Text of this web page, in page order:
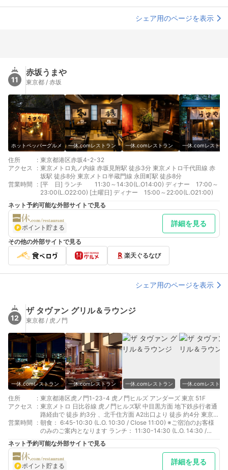
シェア用のページを表示
11
赤坂うまや
東京都 / 赤坂
ホットペッパーグルメ 一休.comレストラン 一休.comレストラン 一休.comレストラ
住所 : 東京都港区赤坂4-2-32
アクセス
: 東京メトロ丸ノ内線 赤坂見附駅 徒歩3分 東京メトロ千代田線 赤
坂駅 徒歩8分 東京メトロ半蔵門線 永田町駅 徒歩8分
営業時間
: [平 日] ランチ 11:30～14:30(L.O14:00) ディナー 17:00～
23:00(L.O22:00) [土曜日] ディナー 15:00～22:00(L.O21:00)
ネット予約可能な外部サイトで見る
ポイント貯まる 詳細を見る
その他の外部サイトで見る
楽天ぐるなび
シェア用のページを表示
12
ザ タヴァン グリル＆ラウンジ
東京都 / 虎ノ門
一休.comレストラン 一休.comレストラン 一休.comレストラン 一休.comレストラ
住所 : 東京都港区虎ノ門1-23-4 虎ノ門ヒルズ アンダーズ 東京 51F
アクセス
: 東京メトロ 日比谷線 虎ノ門ヒルズ駅 中目黒方面 地下鉄歩行者通
路経由で 徒歩 約3分 、北千住方面 A2出口より 徒歩 約4分 東京メ
トロ銀座線 虎ノ門駅 地下鉄歩行者通路経由で 徒歩 約5分 東京メ
トロ日比谷線 神谷町駅 3番出口 徒歩 約6分
営業時間 : 朝食： 6:45-10:30 (L.O. 10:30 / Close 11:00) ※ご宿泊のお客様
のみのご案内となります ランチ： 11:30-14:30 (L.O. 14:30 /
Close 15:00) ディナー： 18:00-21:30 (L.O. 21:30 / Close 22:00)
アフタヌーンティー： 13:00-15:00・15:30-17:30 ※L.O. 30分前
※お席は2部制にてご案内いたします。 ラウンジ：10:30-22:00
(L.O.22:00 / Close 22:30)
ネット予約可能な外部サイトで見る
ポイント貯まる 詳細を見る